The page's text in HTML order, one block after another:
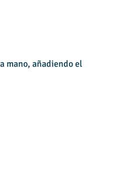
mano, añadiendo el